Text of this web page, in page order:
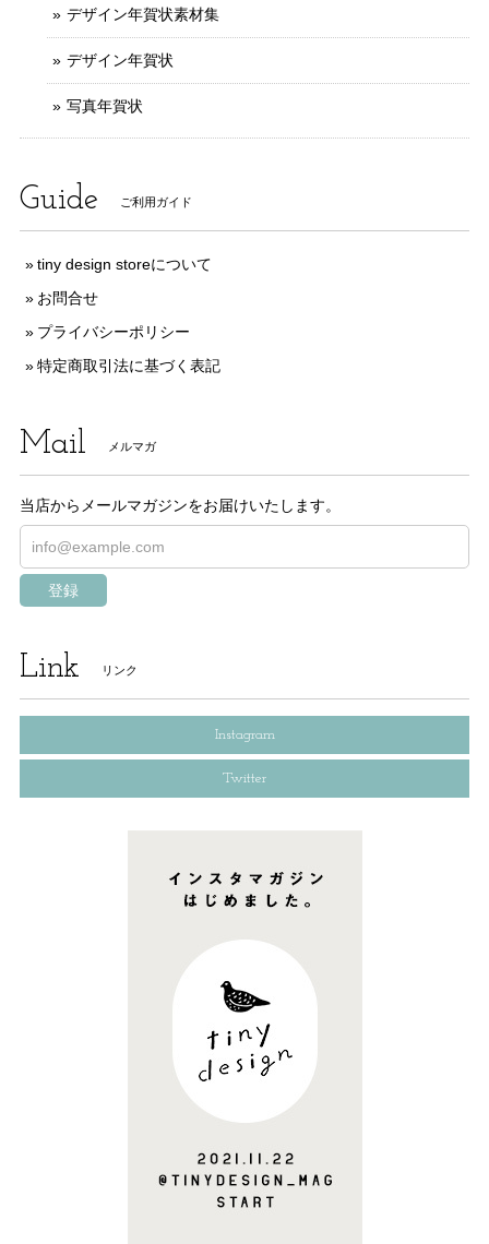
デザイン年賀状素材集
デザイン年賀状
写真年賀状
Guide ご利用ガイド
tiny design storeについて
お問合せ
プライバシーポリシー
特定商取引法に基づく表記
Mail メルマガ
当店からメールマガジンをお届けいたします。
登録
Link リンク
Instagram
Twitter